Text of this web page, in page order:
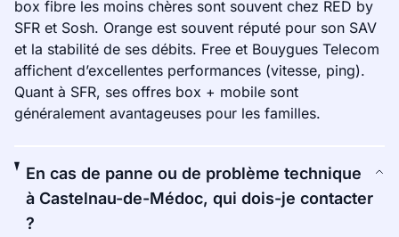
box fibre les moins chères sont souvent chez RED by
SFR et Sosh. Orange est souvent réputé pour son SAV
et la stabilité de ses débits. Free et Bouygues Telecom
affichent d’excellentes performances (vitesse, ping).
Quant à SFR, ses offres box + mobile sont
généralement avantageuses pour les familles.
En cas de panne ou de problème technique
à Castelnau-de-Médoc, qui dois-je contacter
?